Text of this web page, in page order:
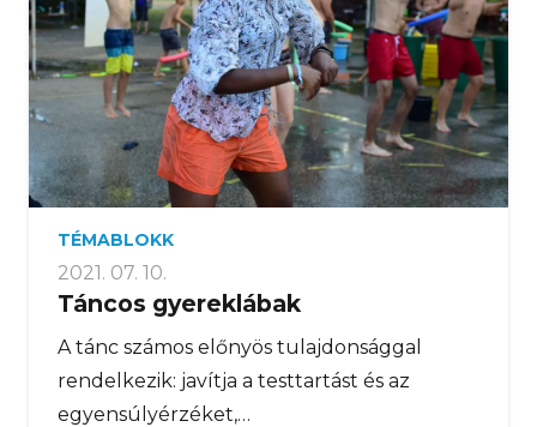
TÉMABLOKK
2021. 07. 10.
Táncos gyereklábak
A tánc számos előnyös tulajdonsággal
rendelkezik: javítja a testtartást és az
egyensúlyérzéket,…